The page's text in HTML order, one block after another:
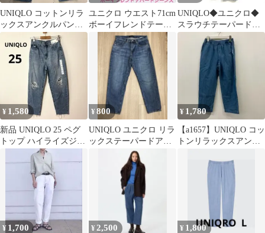
UNIQLO コットンリラ
ックスアンクルパンツ
M
ユニクロ ウエスト71cm
ボーイフレンドテーパ
ードジーンズ
UNIQLO◆ユニクロ◆
スラウチテーパードア
ンクルジーンズ デニ
¥ 1,580
新品 UNIQLO 25 ペグ
トップ ハイライズジー
ンズ ダメージ アンクル
丈
¥800
UNIQLO ユニクロ リラ
ックステーパードアン
クルジーンズ 26インチ
¥ 1,780
【a1657】UNIQLO コッ
トンリラックスアンク
¥ 1,700 ¥ 2,500 ¥ 1,800